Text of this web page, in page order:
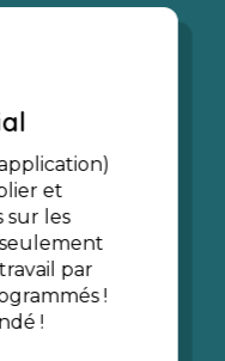
et
sur les
par
!
!